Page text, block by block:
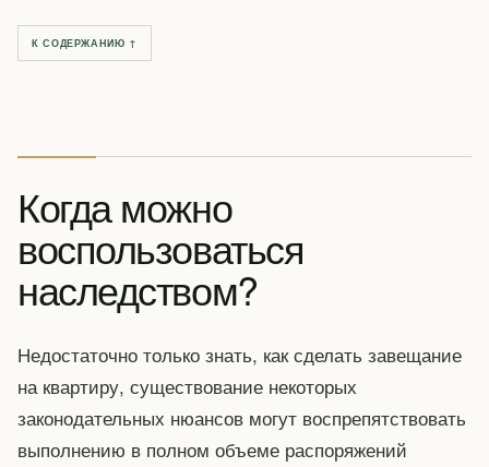
К СОДЕРЖАНИЮ ↑
Когда можно
воспользоваться
наследством?
Недостаточно только знать, как сделать завещание
на квартиру, существование некоторых
законодательных нюансов могут воспрепятствовать
выполнению в полном объеме распоряжений